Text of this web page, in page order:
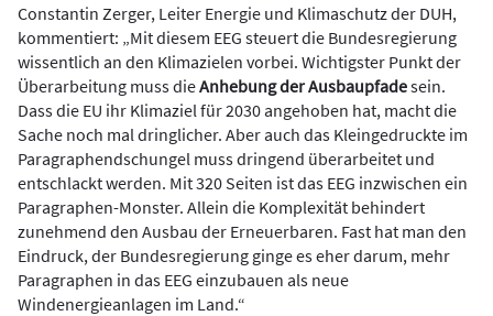
Constantin Zerger, Leiter Energie und Klimaschutz der DUH,
kommentiert: „Mit diesem EEG steuert die Bundesregierung
wissentlich an den Klimazielen vorbei. Wichtigster Punkt der
Überarbeitung muss dieAnhebung der Ausbaupfadesein.
Dass die EU ihr Klimaziel für 2030 angehoben hat, macht die
Sache noch mal dringlicher. Aber auch das Kleingedruckte im
Paragraphendschungel muss dringend überarbeitet und
entschlackt werden. Mit 320 Seiten ist das EEG inzwischen ein
Paragraphen-Monster. Allein die Komplexität behindert
zunehmend den Ausbau der Erneuerbaren. Fast hat man den
Eindruck, der Bundesregierung ginge es eher darum, mehr
Paragraphen in das EEG einzubauen als neue
Windenergieanlagen im Land.“